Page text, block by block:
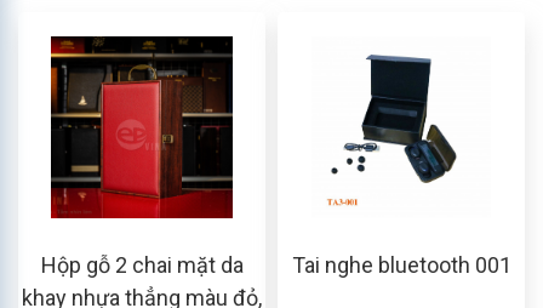
Hộp gỗ 2 chai mặt da
khay nhựa thẳng màu đỏ,
Tai nghe bluetooth 001